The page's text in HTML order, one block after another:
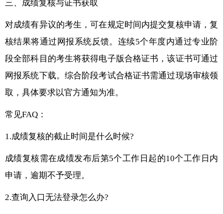
三、成绩复核与证书获取
对成绩有异议的考生，可在规定时间内提交复核申请，复
核结果将通过网报系统反馈。连续5个年度内通过专业阶
段全部科目的考生将获得电子版合格证书，该证书可通过
网报系统下载。综合阶段考试合格证书需通过现场审核领
取，具体要求以官方通知为准。
常见FAQ：
1.成绩复核的截止时间是什么时候?
成绩复核需在成绩发布后第5个工作日起的10个工作日内
申请，逾期不予受理。
2.查询入口无法登录怎么办?